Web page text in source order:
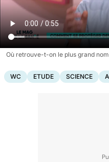
Où retrouve-t-on le plus grand
WC
ETUDE SCIENCE